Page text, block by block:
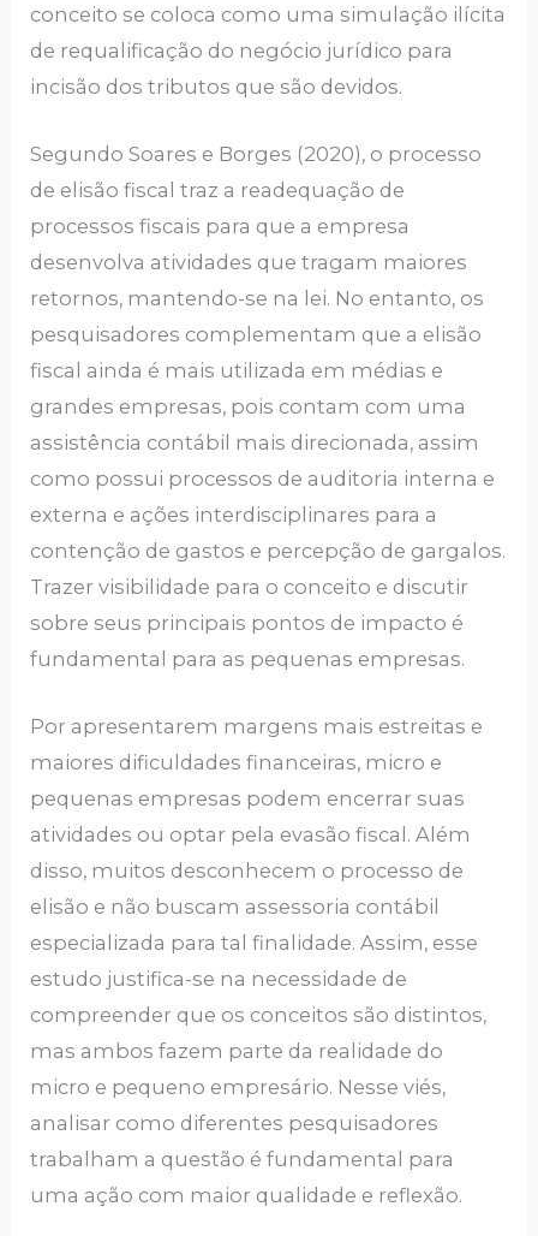
conceito se coloca como uma simulação ilícita
de requalificação do negócio jurídico para
incisão dos tributos que são devidos.
Segundo Soares e Borges (2020), o processo
de elisão fiscal traz a readequação de
processos fiscais para que a empresa
desenvolva atividades que tragam maiores
retornos, mantendo-se na lei. No entanto, os
pesquisadores complementam que a elisão
fiscal ainda é mais utilizada em médias e
grandes empresas, pois contam com uma
assistência contábil mais direcionada, assim
como possui processos de auditoria interna e
externa e ações interdisciplinares para a
contenção de gastos e percepção de gargalos.
Trazer visibilidade para o conceito e discutir
sobre seus principais pontos de impacto é
fundamental para as pequenas empresas.
Por apresentarem margens mais estreitas e
maiores dificuldades financeiras, micro e
pequenas empresas podem encerrar suas
atividades ou optar pela evasão fiscal. Além
disso, muitos desconhecem o processo de
elisão e não buscam assessoria contábil
especializada para tal finalidade. Assim, esse
estudo justifica-se na necessidade de
compreender que os conceitos são distintos,
mas ambos fazem parte da realidade do
micro e pequeno empresário. Nesse viés,
analisar como diferentes pesquisadores
trabalham a questão é fundamental para
uma ação com maior qualidade e reflexão.